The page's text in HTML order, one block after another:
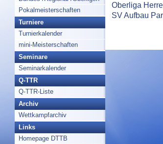
Pokalmeisterschaften
Turniere
Turnierkalender
mini-Meisterschaften
Seminare
Seminarkalender
Q-TTR
Q-TTR-Liste
Archiv
Wettkampfarchiv
Links
Homepage DTTB
Oberliga
SV Aufbau